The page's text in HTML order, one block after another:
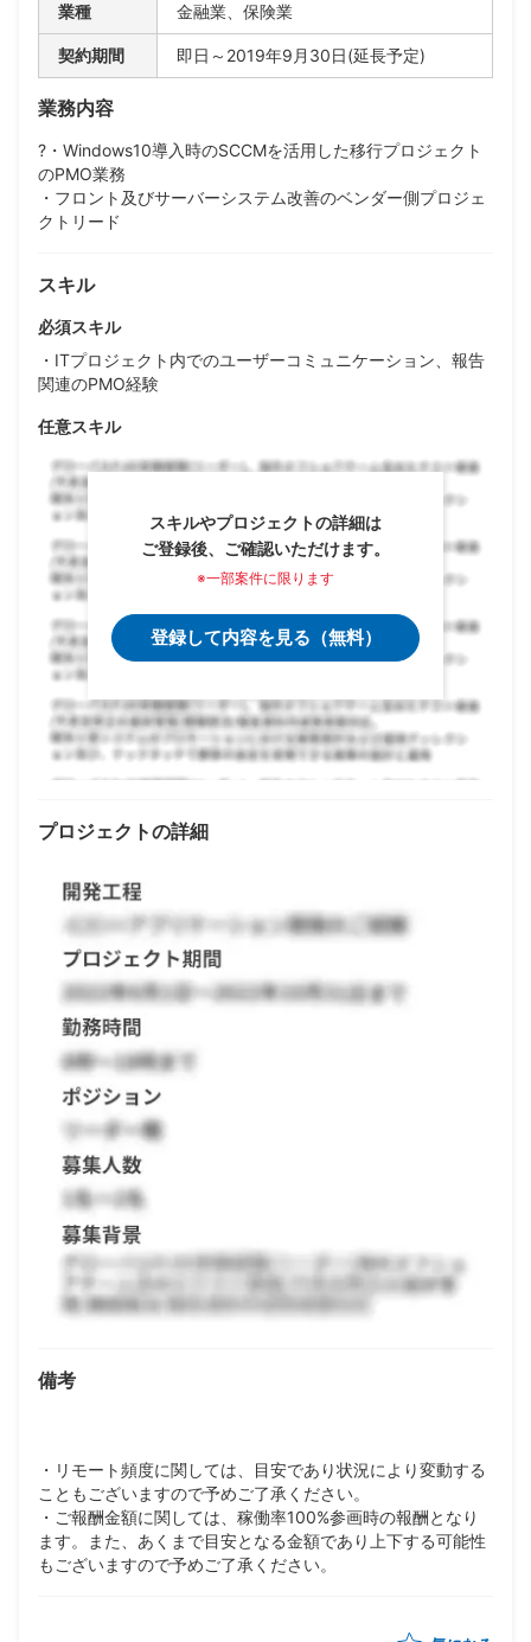
業種 金融業、保険業
契約期間 即日～2019年9月30日(延長予定)
業務内容
?・Windows10導入時のSCCMを活用した移行プロジェクト
のPMO業務
・フロント及びサーバーシステム改善のベンダー側プロジェ
クトリード
スキル
必須スキル
・ITプロジェクト内でのユーザーコミュニケーション、報告
関連のPMO経験
任意スキル
スキルやプロジェクトの詳細は
ご登録後、ご確認いただけます。
※一部案件に限ります
登録して内容を見る（無料）
プロジェクトの詳細
備考
・リモート頻度に関しては、目安であり状況により変動する
こともございますので予めご了承ください。
・ご報酬金額に関しては、稼働率100%参画時の報酬となり
ます。また、あくまで目安となる金額であり上下する可能性
もございますので予めご了承ください。